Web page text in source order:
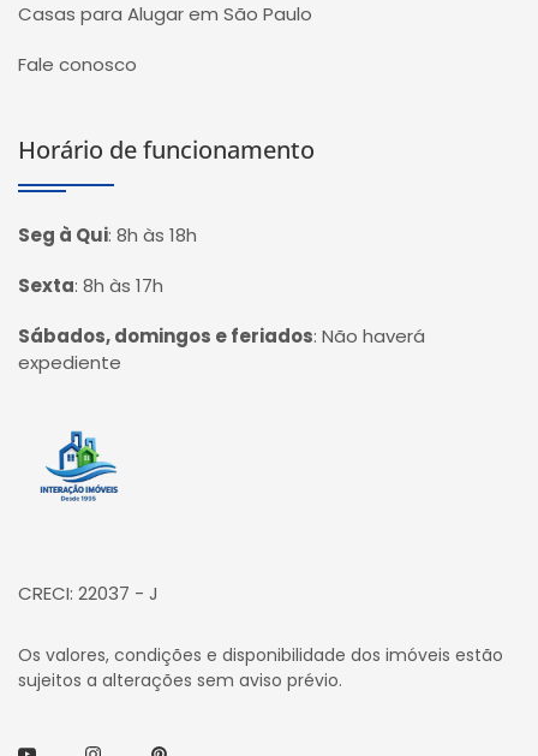
Casas para Alugar em São Paulo
Fale conosco
Horário de funcionamento
Seg à Qui: 8h às 18h
Sexta: 8h às 17h
Sábados, domingos e feriados: Não haverá
expediente
Página inicial
CRECI: 22037 - J
Os valores, condições e disponibilidade dos imóveis estão
sujeitos a alterações sem aviso prévio.